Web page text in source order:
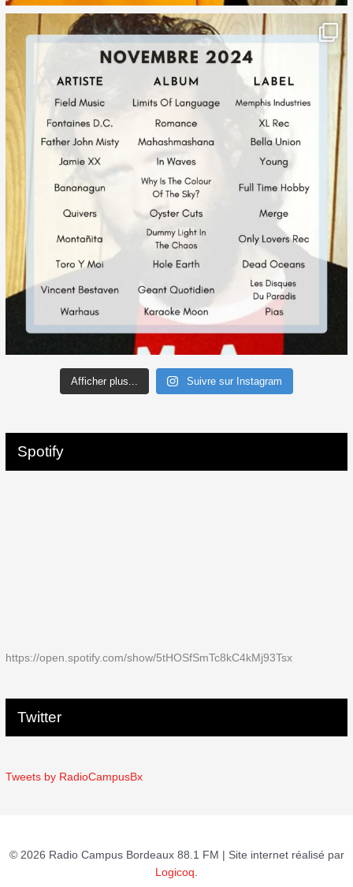
Afficher plus... Suivre sur Instagram
Spotify
https://open.spotify.com/show/5tHOSfSmTc8kC4kMj93Tsx
Twitter
Tweets by RadioCampusBx
© 2026 Radio Campus Bordeaux 88.1 FM | Site internet réalisé par
Logicoq.